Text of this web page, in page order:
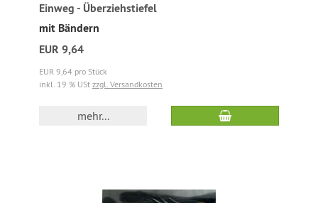
Einweg - Überziehstiefel
mit Bändern
EUR 9,64
EUR 9,64 pro Stück
inkl. 19 % USt zzgl. Versandkosten
mehr...